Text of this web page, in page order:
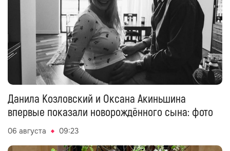
Данила Козловский и Оксана Акиньшина
впервые показали новорождённого сына: фото
06 августа 09:23